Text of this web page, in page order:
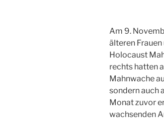
Am 9.
älteren
Holocaust
rechts hatten
Mahnwache
sondern auch
Monat zuvor
wachsenden